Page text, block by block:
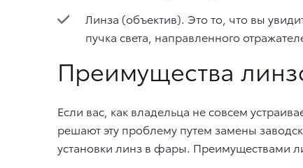
Линза (объектив). Это то, что вы
пучка света, направленного
Преимущества
Если вас, как владельца не совсем
решают эту проблему путем замены
установки линз в фары. Преимуществами